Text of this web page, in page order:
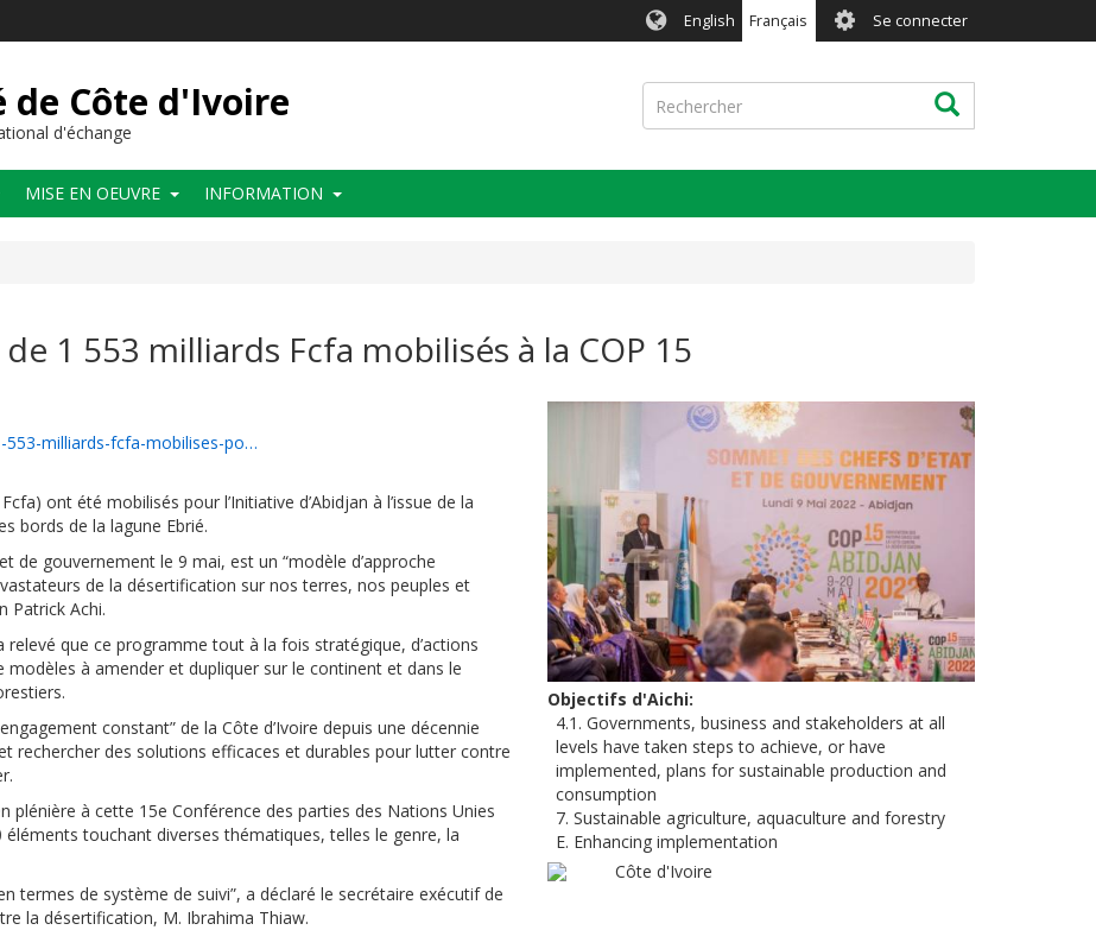
English Français User
account
menu
Se connecter
de Côte d'Ivoire
d'échange
Rechercher Rechercher
MISE EN OEUVRE INFORMATION
1 553 milliards Fcfa mobilisés à la COP 15
milliards-fcfa-mobilises-po…
ont été mobilisés pour l’Initiative d’Abidjan à l’issue de la
bords de la lagune Ebrié.
de gouvernement le 9 mai, est un “modèle d’approche
de la désertification sur nos terres, nos peuples et
Patrick Achi.
relevé que ce programme tout à la fois stratégique, d’actions
à amender et dupliquer sur le continent et dans le
constant” de la Côte d’Ivoire depuis une décennie
rechercher des solutions efficaces et durables pour lutter contre
à cette 15e Conférence des parties des Nations Unies
touchant diverses thématiques, telles le genre, la
termes de système de suivi”, a déclaré le secrétaire exécutif de
la désertification, M. Ibrahima Thiaw.
Objectifs d'Aichi
4.1. Governments, business and stakeholders at all
levels have taken steps to achieve, or have
implemented, plans for sustainable production and
consumption
7. Sustainable agriculture, aquaculture and forestry
E. Enhancing implementation
Côte d'Ivoire